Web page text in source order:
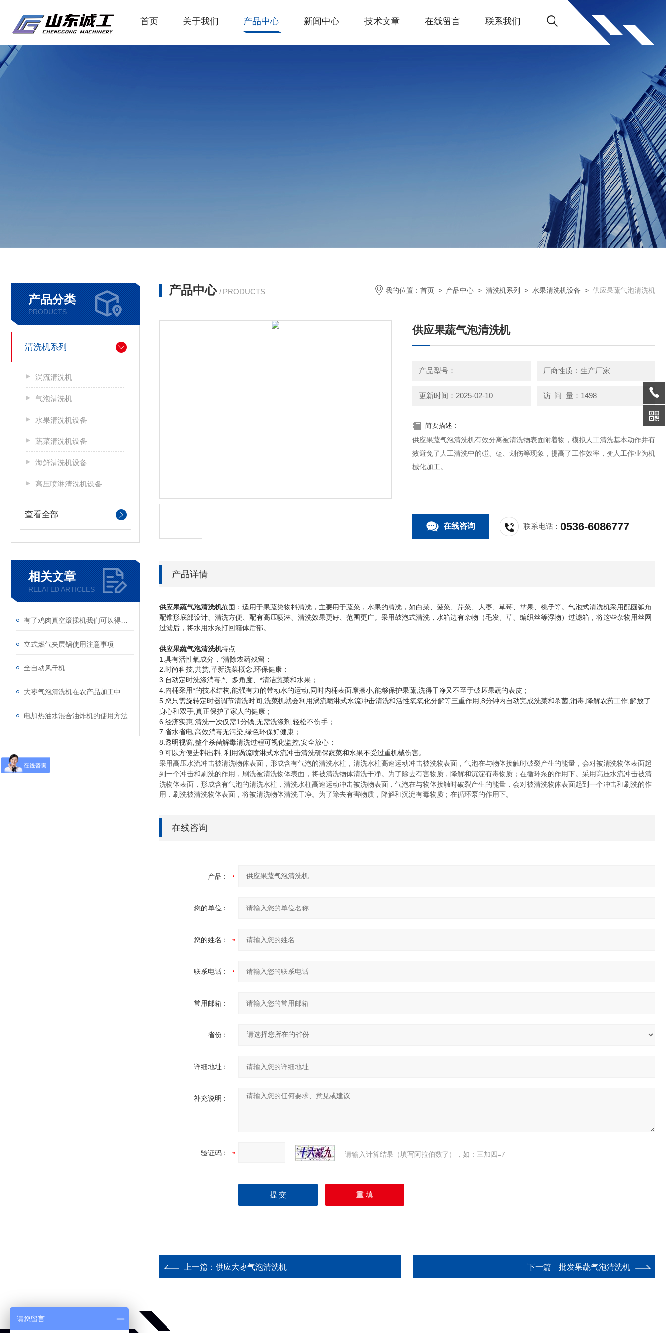
首页 关于我们 产品中心 新闻中心 技术文章 在线留言 联系我们
产品分类
PRODUCTS
清洗机系列
涡流清洗机
气泡清洗机
水果清洗机设备
蔬菜清洗机设备
海鲜清洗机设备
高压喷淋清洗机设备
查看全部
相关文章
RELATED ARTICLES
立式燃气夹层锅使用注意事项
全自动风干机
电加热油水混合油炸机的使用方法
产品中心 / PRODUCTS 我的位置： 首页 > 产品中心 > 清洗机系列 > 水果清洗机设备 > 供应果蔬气泡清洗机
供应果蔬气泡清洗机
产品型号： 厂商性质：生产厂家
更新时间：2025-02-10 访 问 量：1498
简要描述：
供应果蔬气泡清洗机有效分离被清洗物表面附着物，模拟人工清洗基本动作并有
效避免了人工清洗中的碰、磕、划伤等现象，提高了工作效率，变人工作业为机
械化加工。
在线咨询 联系电话：0536-6086777
产品详情
供应果蔬气泡清洗机范围：适用于果蔬类物料清洗，主要用于蔬菜，水果的清洗，如白菜、菠菜、芹菜、大枣、草莓、苹果、桃子等。气泡式清洗机采用配圆弧角
配锥形底部设计、清洗方便、配有高压喷淋、清洗效果更好、范围更广。采用鼓泡式清洗，水箱边有杂物（毛发、草、编织丝等浮物）过滤箱，将这些杂物用丝网
过滤后，将水用水泵打回箱体后部。
供应果蔬气泡清洗机特点
1.具有活性氧成分，*清除农药残留；
2.时尚科技,共赏,革新洗菜概念,环保健康；
3.自动定时洗涤消毒,*、多角度、*清洁蔬菜和水果；
4.内桶采用*的技术结构,能强有力的带动水的运动,同时内桶表面摩擦小,能够保护果蔬,洗得干净又不至于破坏果蔬的表皮；
5.您只需旋转定时器调节清洗时间,洗菜机就会利用涡流喷淋式水流冲击清洗和活性氧氧化分解等三重作用,8分钟内自动完成洗菜和杀菌,消毒,降解农药工作,解放了
身心和双手,真正保护了家人的健康；
6.经济实惠,清洗一次仅需1分钱,无需洗涤剂,轻松不伤手；
7.省水省电,高效消毒无污染,绿色环保好健康；
8.透明视窗,整个杀菌解毒清洗过程可视化监控,安全放心；
9.可以方便进料出料, 利用涡流喷淋式水流冲击清洗确保蔬菜和水果不受过重机械伤害。
采用高压水流冲击被清洗物体表面，形成含有气泡的清洗水柱，清洗水柱高速运动冲击被洗物表面，气泡在与物体接触时破裂产生的能量，会对被清洗物体表面起
到一个冲击和刷洗的作用，刷洗被清洗物体表面，将被清洗物体清洗干净。为了除去有害物质，降解和沉淀有毒物质；在循环泵的作用下。采用高压水流冲击被清
洗物体表面，形成含有气泡的清洗水柱，清洗水柱高速运动冲击被洗物表面，气泡在与物体接触时破裂产生的能量，会对被清洗物体表面起到一个冲击和刷洗的作
用，刷洗被清洗物体表面，将被清洗物体清洗干净。为了除去有害物质，降解和沉淀有毒物质；在循环泵的作用下。
在线咨询
产品：
您的单位：
您的姓名：
联系电话：
常用邮箱：
省份：
详细地址：
补充说明：
验证码： 请输入计算结果（填写阿拉伯数字），如：三加四=7
上一篇： 供应大枣气泡清洗机 下一篇： 批发果蔬气泡清洗机
请您留言